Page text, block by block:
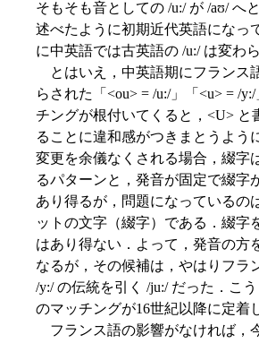
そもそも音としての /u:/ が /aʊ/ へ
述べたように初期近代英語になっ
に中英語では古英語の /u:/ は変わ
とはいえ，中英語期にフランス
らされた「<ou> = /u:/」「<u> = /
チングが根付いてくると，<U> と
ることに違和感がつきまとうよう
変更を余儀なくされる場合，綴字
るパターンと，発音が固定で綴字
あり得るが，問題になっているの
ットの文字（綴字）である．綴字
はあり得ない．よって，発音の方
なるが，その候補は，やはりフラ
/y:/ の伝統を引く /ju:/ だった．こう
のマッチングが16世紀以降に定着
フランス語の影響がなければ，